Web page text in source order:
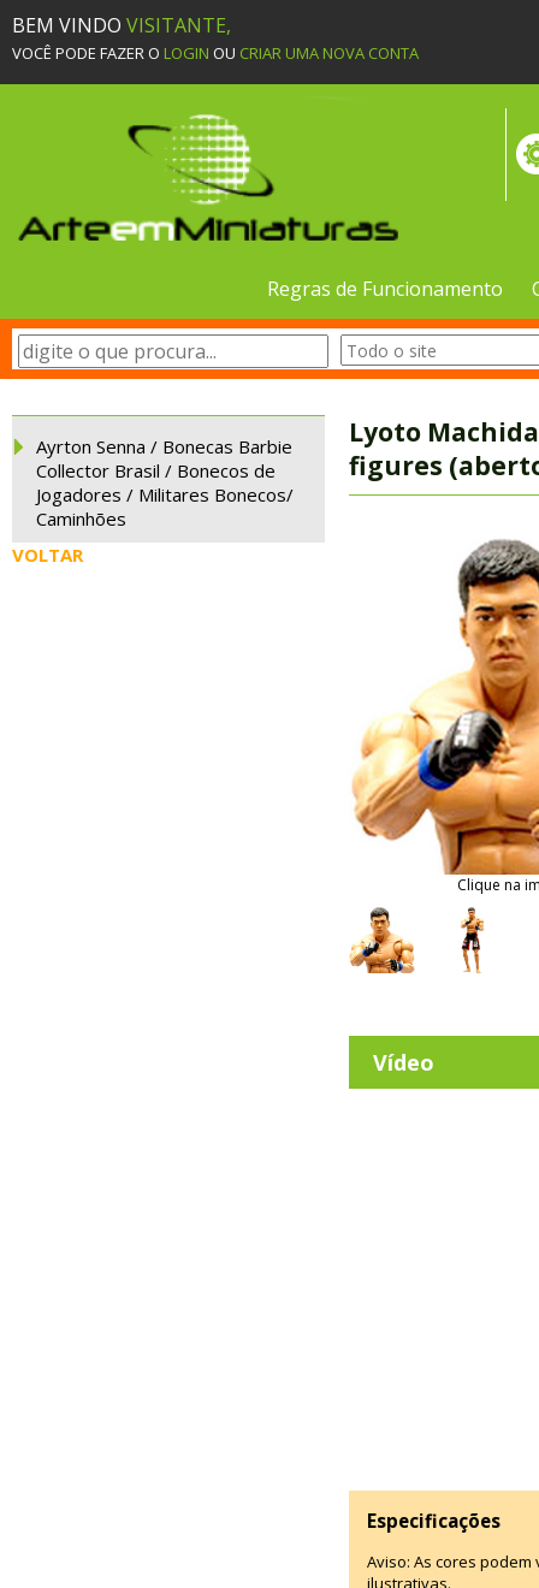
BEM VINDO VISITANTE,
VOCÊ PODE FAZER O LOGIN OU CRIAR UMA NOVA CONTA
Regras de Funcionamento
Ayrton Senna / Bonecas Barbie
Collector Brasil / Bonecos de
Jogadores / Militares Bonecos/
Caminhões
VOLTAR
Lyoto
figures
Clique na
Vídeo
Especificações
Aviso: As cores
ilustrativas.